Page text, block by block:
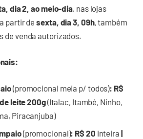
dia 2, ao meio-dia, nas lojas
partir desexta, dia 3, 09h, também
de venda autorizados.
(promocional meia p/ todos): R$
de leite 200g(Italac, Itambé, Ninho,
Piracanjuba)
(promocional): R$ 20 inteira |